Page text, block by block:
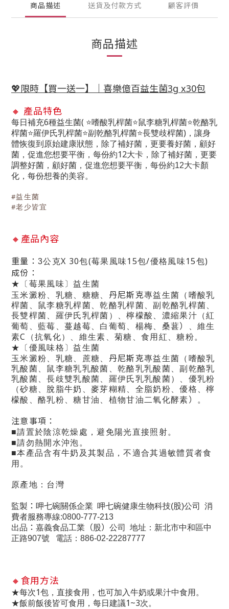
商品描述 送貨及付款方式 顧客評價
商品描述
💖限時【買一送一】｜喜樂億百益生菌3g x30包
🔸 產品特色
每日補充6種益生菌( ⭐嗜酸乳桿菌⭐鼠李糖乳桿菌⭐乾酪乳
桿菌⭐羅伊氏乳桿菌⭐副乾酪乳桿菌⭐長雙歧桿菌) ，讓身
體恢復到原始建康狀態，除了補好菌，更要養好菌，顧好
菌，促進您想要平衡，每份約12大卡，除了補好菌，更要
調整好菌，顧好菌，促進您想要平衡，每份約12大卡顏
化，每份想養的美容。
#益生菌
#老少皆宜
🔸 產品內容
重量： 3公克X 30包(莓果風味 15包/優格風味 15包)
成份：
★〔莓果風味〕益生菌
玉米澱粉、乳糖、糖糖、 丹尼斯克專益生菌（嗜酸乳
桿菌、鼠李糖乳桿菌、乾酪乳桿菌、副乾酪乳桿菌、
長雙桿菌、羅伊氏乳桿菌）、檸檬酸、濃縮果汁（紅
葡萄、藍莓、蔓越莓、白葡萄、楊梅、桑葚）
、維生
素C
（抗氧化）、維生素、菊糖、食用紅、糖粉。
★〔優風味格〕益生菌
玉米澱粉、乳糖、蔗糖、 丹尼斯克專益生菌（嗜酸乳
乳酸菌、鼠李糖乳乳酸菌、乾酪乳乳酸菌、副乾酪乳
乳酸菌、長歧雙乳酸菌、羅伊氏乳乳酸菌）、優乳粉
（砂糖、脫脂牛奶、麥芽糊精、全脂奶粉、優格、檸
檬酸、酪乳粉、糖甘油、植物甘油二氧化酵素） 。
注意事項：
■請置於陰涼乾燥處，避免陽光直接照射。
■請勿熱開水沖泡。
■本產品含有牛奶及其製品，不適合其過敏體質者食
用。
原產地：台灣
監製 ： 呷七碗關係企業 呷七碗健康生物科技(股)公司 消
費者服務專線:0800-777-213
出品 ： 嘉義食品工業 （ 股） 公司 地址 ： 新北市中和區中
正路907號 電話 ：886-02-22287777
🔸 食用方法
★每次1包，直接食用，也可加入牛奶或果汁中食用。
★飯前飯後皆可食用，每日建議1~3次。